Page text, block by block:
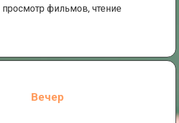
фильмов, чтение
Вечер